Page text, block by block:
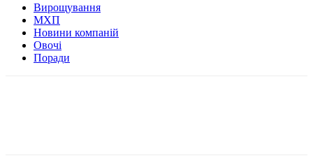
Вирощування
МХП
Новини компаній
Овочі
Поради